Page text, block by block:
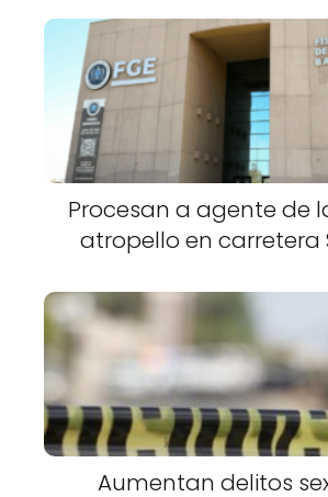
Procesan a agente de
atropello en carretera
Aumentan delitos